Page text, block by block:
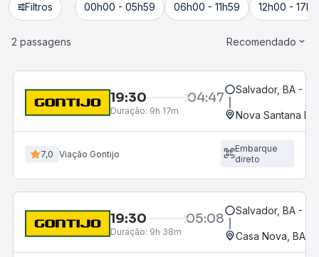
Filtros 00h00 - 05h59 06h00 - 11h59 12h00 -
2 passagens Recomendado
19:30 04:47
Duração: 9h 17m
Salvador, BA -
Nova Santana
7,0 Viação Gontijo
Embarque
direto
19:30 05:08
Duração: 9h 38m
Salvador, BA -
Casa Nova, BA